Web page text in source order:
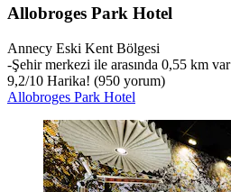
Allobroges Park Hotel
Annecy Eski Kent Bölgesi
‐Şehir merkezi ile arasında 0,55 km var
9,2/10 Harika! (950 yorum)
Allobroges Park Hotel